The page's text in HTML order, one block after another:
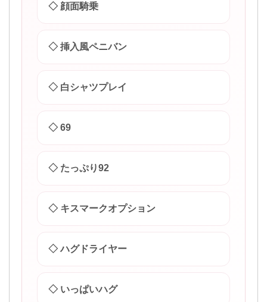
◇ 顔面騎乗
◇ 挿入風ペニバン
◇ 白シャツプレイ
◇ 69
◇ たっぷり92
◇ キスマークオプション
◇ ハグドライヤー
◇ いっぱいハグ